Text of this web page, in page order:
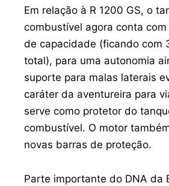
Em relação à R 1200 GS, o
combustível agora conta
de capacidade (ficando com
total), para uma autonomia
suporte para malas laterais
caráter da aventureira para
serve como protetor do
combustível. O motor
novas barras de proteção.
Parte importante do DNA da